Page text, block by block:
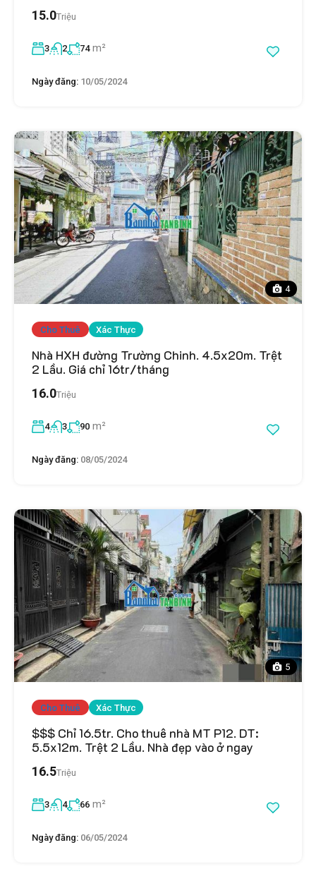
15.0Triệu
3 2 74 m²
Ngày đăng: 10/05/2024
4
Cho Thuê Xác Thực
Nhà HXH đường Trường Chinh. 4.5x20m. Trệt
2 Lầu. Giá chỉ 16tr/tháng
16.0Triệu
4 3 90 m²
Ngày đăng: 08/05/2024
5
Cho Thuê Xác Thực
$$$ Chỉ 16.5tr. Cho thuê nhà MT P12. DT:
5.5x12m. Trệt 2 Lầu. Nhà đẹp vào ở ngay
16.5Triệu
3 4 66 m²
Ngày đăng: 06/05/2024